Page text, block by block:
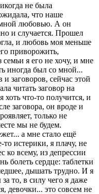
не была
что наше
любовью. А он
и случается. Прошел
и любовь моя меньше
приворожить,
семьи я его не хочу, и мне
иногда был со мной...
заговоров, сейчас этой
читать заговор на
что-то получится, и
заговора, он вроде и
только не
мы не будем.
а мне стало ещё
истерики, я плачу, не
ко всему, из депрессии
болеть сердце: таблетки
дышать трудно. И я
то, в силу чего я даже
девочки... это совсем не